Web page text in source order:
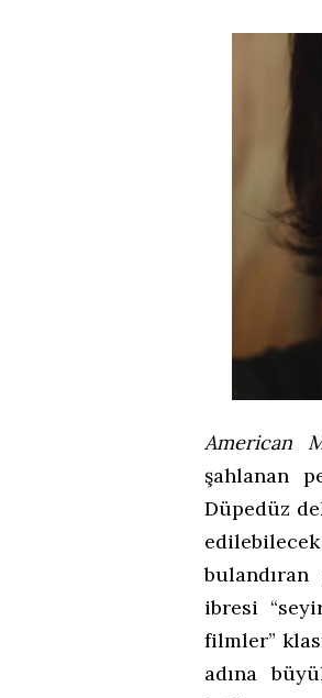
American
şahlanan
Düpedüz
ibresi
filmler”
adına